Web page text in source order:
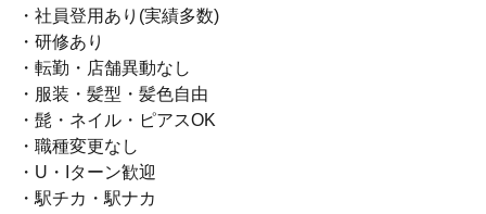
・社員登用あり(実績多数)
・研修あり
・転勤・店舗異動なし
・服装・髪型・髪色自由
・髭・ネイル・ピアスOK
・職種変更なし
・U・Iターン歓迎
・駅チカ・駅ナカ